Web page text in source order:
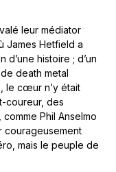
leur médiator
James Hetfield a
d’une histoire ; d’un
death metal
le cœur n’y était
coureur, des
Phil Anselmo
courageusement
mais le peuple de